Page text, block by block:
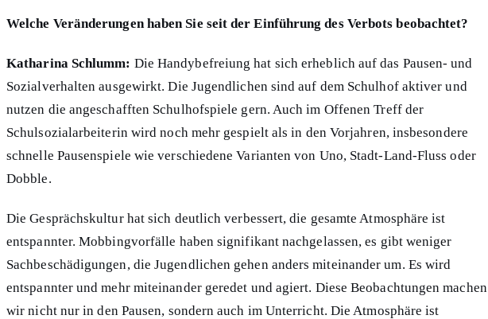
Welche Veränderungen haben Sie seit der Einführung des Verbots beobachtet?
Katharina Schlumm: Die Handybefreiung hat sich erheblich auf das Pausen- und
Sozialverhalten ausgewirkt. Die Jugendlichen sind auf dem Schulhof aktiver und
nutzen die angeschafften Schulhofspiele gern. Auch im Offenen Treff der
Schulsozialarbeiterin wird noch mehr gespielt als in den Vorjahren, insbesondere
schnelle Pausenspiele wie verschiedene Varianten von Uno, Stadt-Land-Fluss oder
Dobble.
Die Gesprächskultur hat sich deutlich verbessert, die gesamte Atmosphäre ist
entspannter. Mobbingvorfälle haben signifikant nachgelassen, es gibt weniger
Sachbeschädigungen, die Jugendlichen gehen anders miteinander um. Es wird
entspannter und mehr miteinander geredet und agiert. Diese Beobachtungen machen
wir nicht nur in den Pausen, sondern auch im Unterricht. Die Atmosphäre ist